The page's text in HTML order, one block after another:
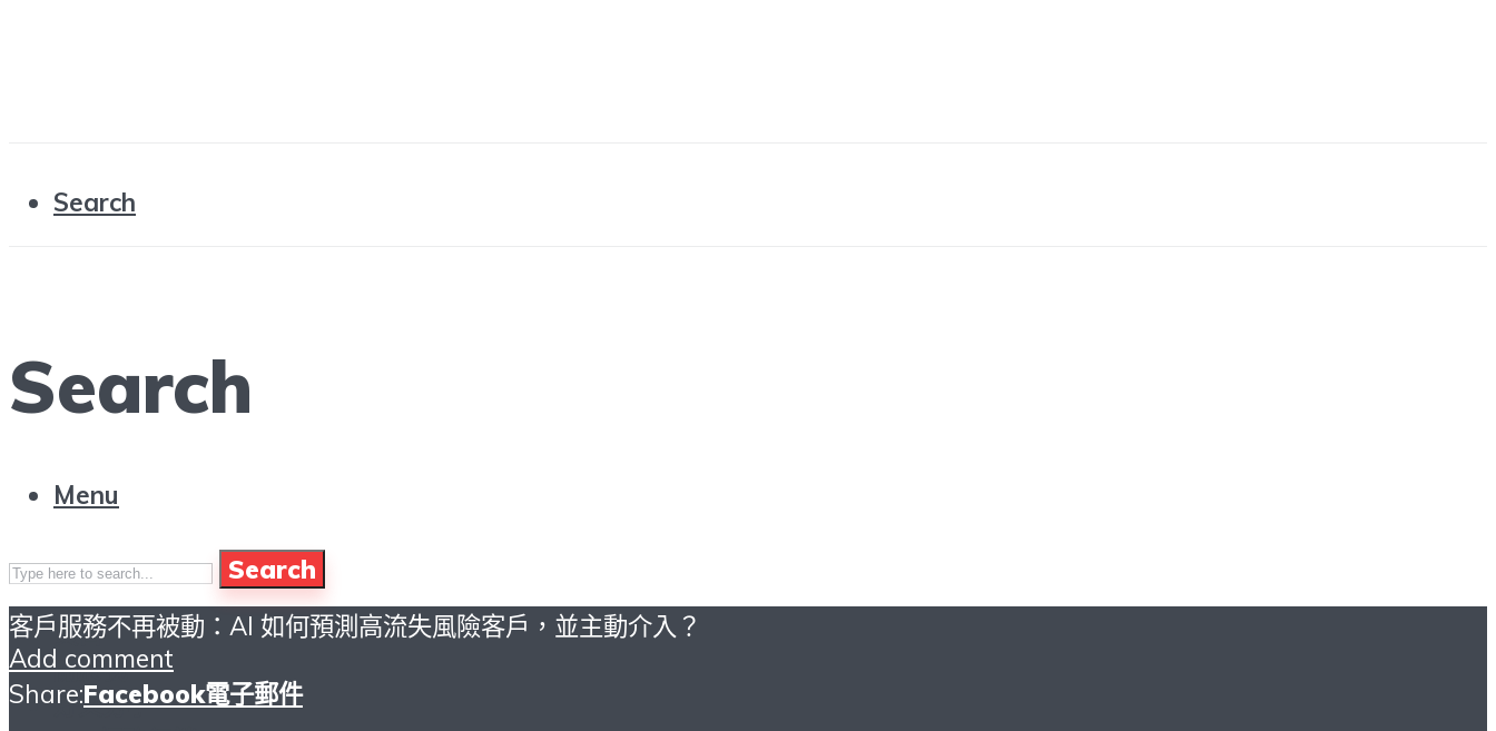
Search
Search
Search
頁首
關於我
好文分享
Menu
客戶服務不再被動：AI 如何預測高流失風險客戶，並主動介入？
Add comment
Share:Facebook電子郵件